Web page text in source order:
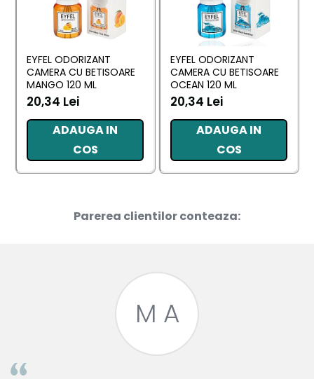
EYFEL ODORIZANT
CAMERA CU BETISOARE
MANGO 120 ML
20,34 Lei
ADAUGA IN
COS
EYFEL ODORIZANT
CAMERA CU BETISOARE
OCEAN 120 ML
20,34 Lei
ADAUGA IN
COS
Parerea clientilor conteaza:
M A